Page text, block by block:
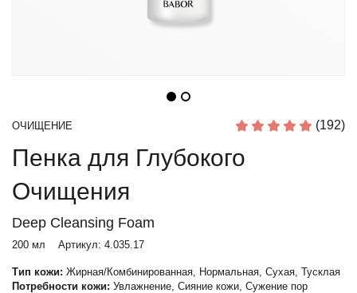
ОЧИЩЕНИЕ (192)
Пенка для Глубокого
Очищения
Deep Cleansing Foam
200 мл Артикул: 4.035.17
Тип кожи: Жирная/Комбинированная, Нормальная, Сухая, Тусклая
Потребности кожи: Увлажнение, Сияние кожи, Сужение пор